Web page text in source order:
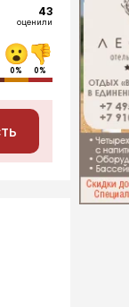
43
оценили
0% 0%